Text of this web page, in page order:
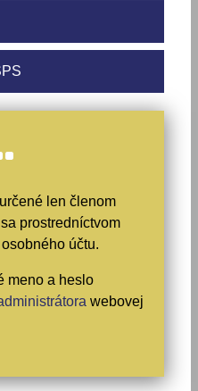
len členom
prostredníctvom
účtu.
meno a heslo
webovej